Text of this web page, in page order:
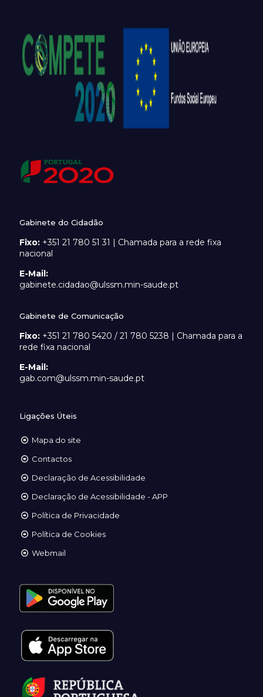
Gabinete do Cidadão
Fixo: +351 21 780 51 31 | Chamada para a rede fixa
nacional
E-Mail:
gabinete.cidadao@ulssm.min-saude.pt
Gabinete de Comunicação
Fixo: +351 21 780 5420 / 21 780 5238 | Chamada para a
rede fixa nacional
E-Mail:
gab.com@ulssm.min-saude.pt
Ligações Úteis
Mapa do site
Contactos
Declaração de Acessibilidade
Declaração de Acessibilidade - APP
Política de Privacidade
Política de Cookies
Webmail